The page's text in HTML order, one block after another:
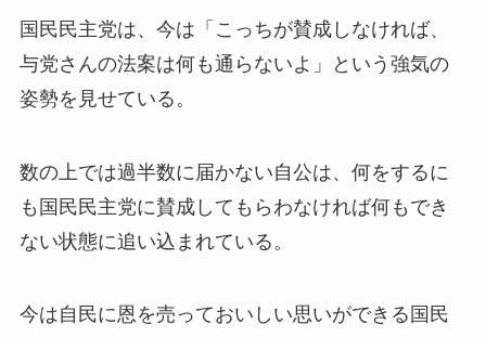
国民民主党は、今は「こっちが賛成しなければ、
与党さんの法案は何も通らないよ」という強気の
姿勢を見せている。
数の上では過半数に届かない自公は、何をするに
も国民民主党に賛成してもらわなければ何もでき
ない状態に追い込まれている。
今は自民に恩を売っておいしい思いができる国民